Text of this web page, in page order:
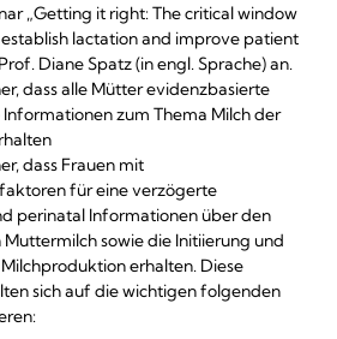
„Getting it right: The critical window
lactation and improve patient
Diane Spatz (in engl. Sprache) an.
dass alle Mütter evidenzbasierte
zum Thema Milch der
dass Frauen mit
für eine verzögerte
perinatal Informationen über den
sowie die Initiierung und
erhalten. Diese
sich auf die wichtigen folgenden